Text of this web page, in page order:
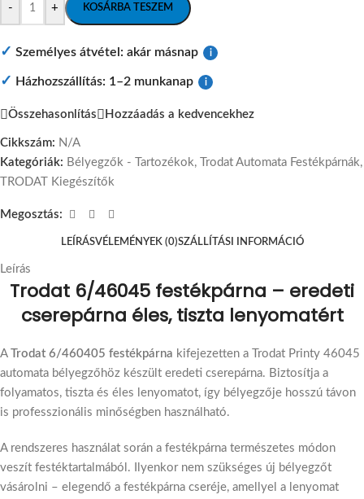
- + KOSÁRBA TESZEM
✓ Személyes átvétel: akár másnap i
✓ Házhozszállítás: 1–2 munkanap i
Összehasonlítás Hozzáadás a kedvencekhez
Cikkszám: N/A
Kategóriák: Bélyegzők - Tartozékok, Trodat Automata Festékpárnák,
TRODAT Kiegészítők
Megosztás:
LEÍRÁSVÉLEMÉNYEK (0)SZÁLLÍTÁSI INFORMÁCIÓ
Leírás
Trodat 6/46045 festékpárna – eredeti
cserepárna éles, tiszta lenyomatért
A Trodat 6/460405 festékpárna kifejezetten a Trodat Printy 46045
automata bélyegzőhöz készült eredeti cserepárna. Biztosítja a
folyamatos, tiszta és éles lenyomatot, így bélyegzője hosszú távon
is professzionális minőségben használható.
A rendszeres használat során a festékpárna természetes módon
veszít festéktartalmából. Ilyenkor nem szükséges új bélyegzőt
vásárolni – elegendő a festékpárna cseréje, amellyel a lenyomat